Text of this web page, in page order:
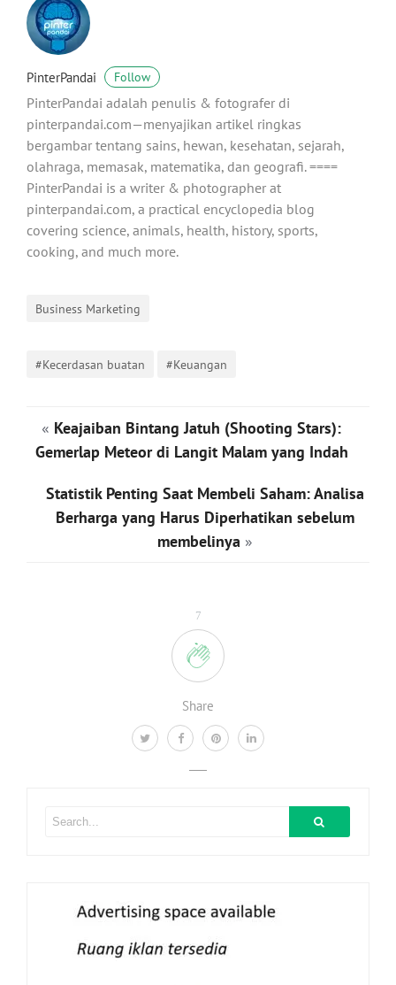
7
Share
PinterPandai Follow
PinterPandai adalah penulis & fotografer di
pinterpandai.com—menyajikan artikel ringkas
bergambar tentang sains, hewan, kesehatan, sejarah,
olahraga, memasak, matematika, dan geografi. ====
PinterPandai is a writer & photographer at
pinterpandai.com, a practical encyclopedia blog
covering science, animals, health, history, sports,
cooking, and much more.
Business Marketing
#Kecerdasan buatan #Keuangan
« Keajaiban Bintang Jatuh (Shooting Stars):
Gemerlap Meteor di Langit Malam yang Indah
Statistik Penting Saat Membeli Saham: Analisa
Berharga yang Harus Diperhatikan sebelum
membelinya »